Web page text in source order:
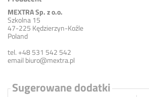
MEXTRA Sp. z o.o.
Szkolna 15
47-225 Kędzierzyn-Koźle
Poland
tel. +48 531 542 542
email biuro@mextra.pl
Sugerowane dodatki